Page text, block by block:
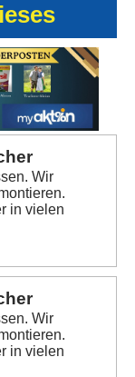
Wir
in vielen
Wir
in vielen